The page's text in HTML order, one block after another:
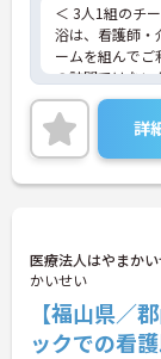
＜ 3人1組のチ
浴は、看護師・
ームを組んでご
の訪問ではない
る安心感があり
ら、協力してご
るやりがいのあ
＜1日2時間か
方＞週2日から
す。「直行直
を有効活用し
＜充実の研修制
じめ、事業所内
ど、学ぶための
詳
医療法人はやまか
かいせい
【福山県／
ックでの看